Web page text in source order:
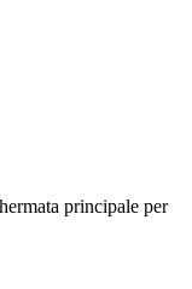
principale per